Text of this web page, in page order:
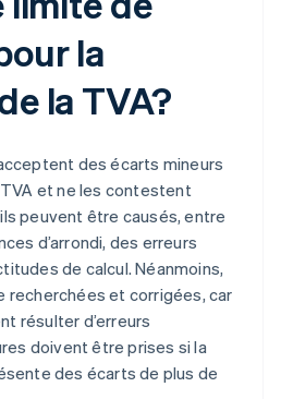
la
la TVA?
des écarts mineurs
et ne les contestent
peuvent être causés, entre
d’arrondi, des erreurs
de calcul. Néanmoins,
recherchées et corrigées, car
résulter d’erreurs
doivent être prises si la
des écarts de plus de